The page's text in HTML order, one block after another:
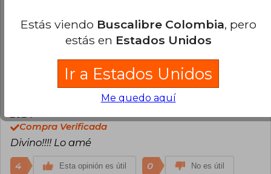
la forma de empaquetarlo en una bolsa no ayuda
a cuidar el libro
Esta opinión es útil
Martes 03 de Diciembre,
2024
Compra Verificada
Divino!!!! Lo amé
4 Esta opinión es útil 0 No es útil
Estás viendo Buscalibre Colombia, pero
estás en Estados Unidos
Ir a Estados Unidos
Me quedo aquí